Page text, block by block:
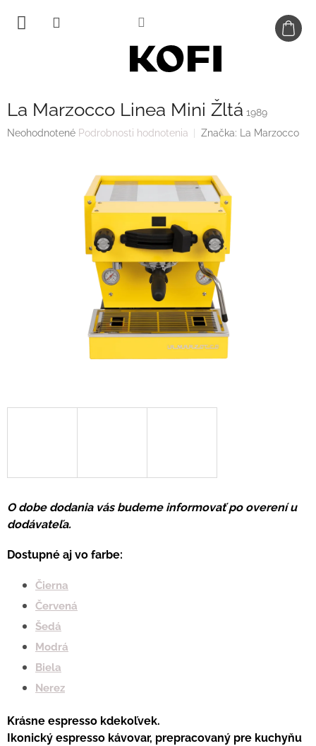
obsah
La Marzocco Linea Mini Žltá 1989
Priemerné
Neohodnotené Podrobnosti hodnotenia Značka: La Marzocco
O dobe dodania vás budeme informovať po overení u
dodávateľa.
Dostupné aj vo farbe:
Čierna
Červená
Šedá
Modrá
Biela
Nerez
Krásne espresso kdekoľvek.
Ikonický espresso kávovar, prepracovaný pre kuchyňu